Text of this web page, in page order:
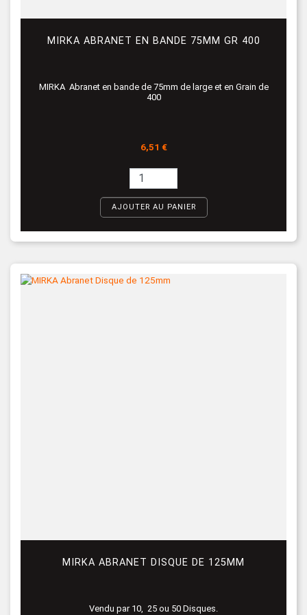
MIRKA ABRANET EN BANDE 75MM GR 400
MIRKA Abranet en bande de 75mm de large et en Grain de
400
Prix
6,51 €
AJOUTER AU PANIER
MIRKA ABRANET DISQUE DE 125MM
Vendu par 10, 25 ou 50 Disques.